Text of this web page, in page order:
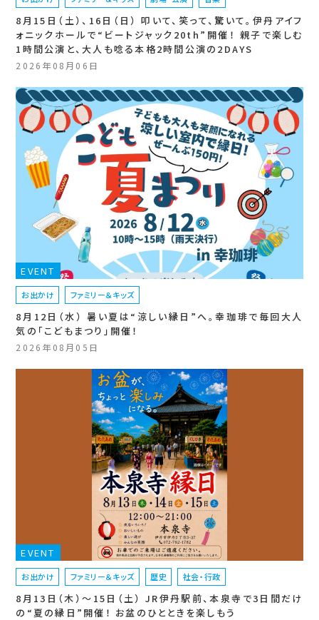
8月15日（土）、16日（日） 叩いて、笑って、驚いて。伊丹アイフ
ォニックホールで“ビートジャック20th”開催！ 親子で楽しむ
1時間公演と、大人も唸る本格2時間公演の2DAYS
2026年08月06日
EVENT
お出かけ ファミリー＆キッズ
8月12日（水） 暑い夏は“涼しい縁日”へ。幸珈琲で毎回大人
気の「こどもまつり」開催！
2026年08月05日
EVENT
お出かけ ファミリー＆キッズ 歴史 社会・行政
8月13日（木）〜15日（土） JR伊丹駅前、本泉寺で3日間だけ
の“夏の縁日”開催！ お盆のひとときを楽しもう